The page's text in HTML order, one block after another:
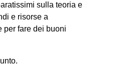
sulla teoria e
e risorse a
per fare dei buoni